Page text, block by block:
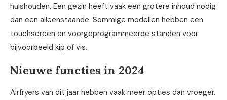
huishouden. Een gezin heeft vaak een grotere inhoud nodig
dan een alleenstaande. Sommige modellen hebben een
touchscreen en voorgeprogrammeerde standen voor
bijvoorbeeld kip of vis.
Nieuwe functies in 2024
Airfryers van dit jaar hebben vaak meer opties dan vroeger.